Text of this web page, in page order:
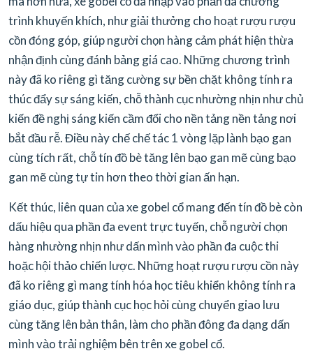
trình khuyến khích, như giải thưởng cho hoạt rượu rượu
cồn đóng góp, giúp người chọn hàng cảm phát hiện thừa
nhận định cùng đánh bảng giá cao. Những chương trình
này đã ko riêng gì tăng cường sự bền chặt không tính ra
thúc đẩy sự sáng kiến, chỗ thành cục nhường nhịn như chủ
kiến đề nghị sáng kiến cầm đổi cho nền tảng nền tảng nơi
bắt đầu rễ. Điều này chế chế tác 1 vòng lặp lành bạo gan
cùng tích rất, chỗ tín đồ bè tăng lên bạo gan mẽ cùng bạo
gan mẽ cùng tự tin hơn theo thời gian ấn hạn.
Kết thúc, liên quan của xe gobel cổ mang đến tín đồ bè còn
dấu hiệu qua phần đa event trực tuyến, chỗ người chọn
hàng nhường nhịn như dấn mình vào phần đa cuộc thi
hoặc hội thảo chiến lược. Những hoạt rượu rượu cồn này
đã ko riêng gì mang tính hóa học tiêu khiển không tính ra
giáo dục, giúp thành cục học hỏi cùng chuyển giao lưu
cùng tăng lên bản thân, làm cho phần đông đa dạng dấn
mình vào trải nghiệm bên trên xe gobel cổ.